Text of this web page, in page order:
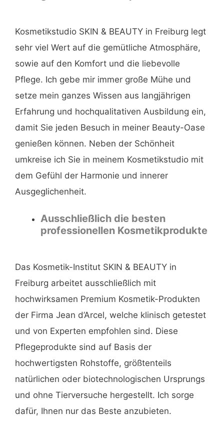
Kosmetikstudio SKIN & BEAUTY in Freiburg legt
sehr viel Wert auf die gemütliche Atmosphäre,
sowie auf den Komfort und die liebevolle
Pflege. Ich gebe mir immer große Mühe und
setze mein ganzes Wissen aus langjährigen
Erfahrung und hochqualitativen Ausbildung ein,
damit Sie jeden Besuch in meiner Beauty-Oase
genießen können. Neben der Schönheit
umkreise ich Sie in meinem Kosmetikstudio mit
dem Gefühl der Harmonie und innerer
Ausgeglichenheit.
Ausschließlich die besten
professionellen Kosmetikprodukte
Das Kosmetik-Institut SKIN & BEAUTY in
Freiburg arbeitet ausschließlich mit
hochwirksamen Premium Kosmetik-Produkten
der Firma Jean d’Arcel, welche klinisch getestet
und von Experten empfohlen sind. Diese
Pflegeprodukte sind auf Basis der
hochwertigsten Rohstoffe, größtenteils
natürlichen oder biotechnologischen Ursprungs
und ohne Tierversuche hergestellt. Ich sorge
dafür, Ihnen nur das Beste anzubieten.